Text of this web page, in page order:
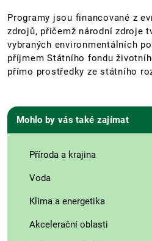
Programy jsou financované z
zdrojů, přičemž národní zdroje
vybraných environmentálních
příjmem Státního fondu
přímo prostředky ze státního
Mohlo by vás také zajímat
Příroda a krajina
Voda
Klima a energetika
Akcelerační oblasti